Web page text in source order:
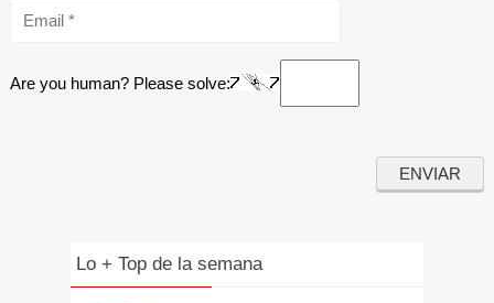
Are you human? Please solve:
Lo + Top de la semana